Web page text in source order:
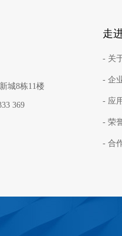
城8栋11楼
369
走
- 关
- 企
- 应
- 荣
- 合